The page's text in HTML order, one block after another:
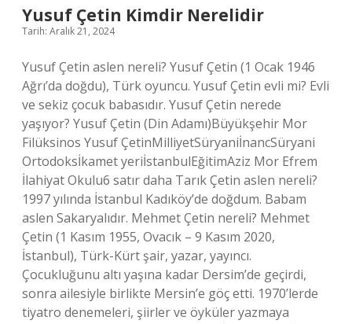
Yusuf Çetin Kimdir Nerelidir
Tarih: Aralık 21, 2024
Yusuf Çetin aslen nereli? Yusuf Çetin (1 Ocak 1946
Ağrı’da doğdu), Türk oyuncu. Yusuf Çetin evli mi? Evli
ve sekiz çocuk babasıdır. Yusuf Çetin nerede
yaşıyor? Yusuf Çetin (Din Adamı)Büyükşehir Mor
Filüksinos Yusuf ÇetinMilliyetSüryaniİnancSüryani
Ortodoksİkamet yeriİstanbulEğitimAziz Mor Efrem
İlahiyat Okulu6 satır daha Tarık Çetin aslen nereli?
1997 yılında İstanbul Kadıköy’de doğdum. Babam
aslen Sakaryalıdır. Mehmet Çetin nereli? Mehmet
Çetin (1 Kasım 1955, Ovacık – 9 Kasım 2020,
İstanbul), Türk-Kürt şair, yazar, yayıncı.
Çocukluğunu altı yaşına kadar Dersim’de geçirdi,
sonra ailesiyle birlikte Mersin’e göç etti. 1970’lerde
tiyatro denemeleri, şiirler ve öyküler yazmaya